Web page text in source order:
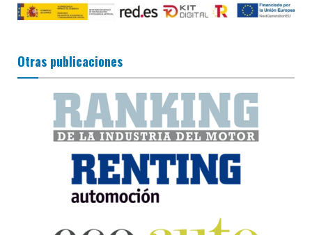
Otras publicaciones